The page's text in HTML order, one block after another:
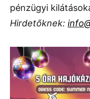
pénzügyi
Hirdetőknek: